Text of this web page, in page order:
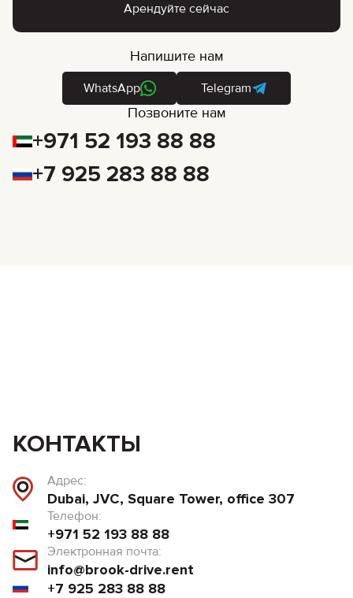
Арендуйте сейчас
Напишите нам
WhatsApp Telegram
Позвоните нам
+971 52 193 88 88
+7 925 283 88 88
КОНТАКТЫ
Адрес:
Dubai, JVC, Square Tower, office 307
Телефон:
+971 52 193 88 88
Электронная почта:
info@brook-drive.rent
+7 925 283 88 88